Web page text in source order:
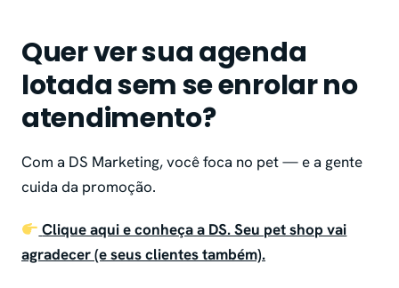
Quer ver sua agenda
lotada sem se enrolar no
atendimento?
Com a DS Marketing, você foca no pet — e a gente
cuida da promoção.
Clique aqui e conheça a DS. Seu pet shop vai
agradecer (e seus clientes também).